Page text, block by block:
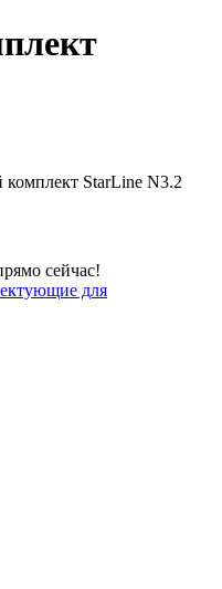
StarLine N3.2
сейчас!
для